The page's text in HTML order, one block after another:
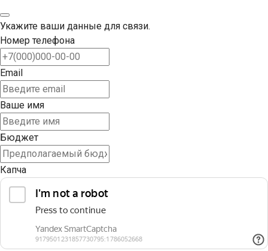
Укажите ваши данные для связи.
Номер телефона
Email
Ваше имя
Бюджет
Капча